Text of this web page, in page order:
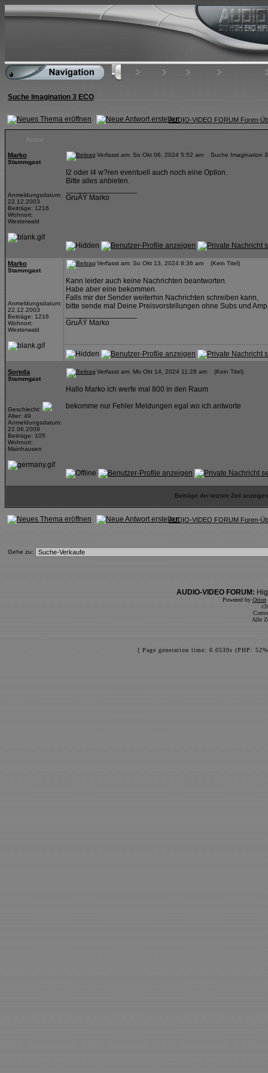
Suche Imagination 3 ECO
AUDIO-VIDEO FORUM Foren-
Marko
Stammgast
Anmeldungsdatum:
22.12.2003
Beiträge: 1216
Wohnort:
Westerwald
Verfasst am: So Okt 06, 2024 5:52 am Suche Imagination
I2 oder I4 w?ren eventuell auch noch eine Option.
Bitte alles anbieten.
GruÃŸ Marko
Marko
Stammgast
Anmeldungsdatum:
22.12.2003
Beiträge: 1216
Wohnort:
Westerwald
Verfasst am: So Okt 13, 2024 8:36 am (Kein Titel)
Kann leider auch keine Nachrichten beantworten.
Habe aber eine bekommen.
Falls mir der Sender weiterhin Nachrichten schreiben kann,
bitte sende mal Deine Preisvorstellungen ohne Subs und
GruÃŸ Marko
Soreda
Stammgast
Geschlecht:
Alter: 49
Anmeldungsdatum:
22.06.2009
Beiträge: 105
Wohnort:
Mainhausen
Verfasst am: Mo Okt 14, 2024 11:28 am (Kein Titel)
Hallo Marko ich werfe mal 800 in den Raum
bekomme nur Fehler Meldungen egal wo ich antworte
Beiträge der letzten Zeit
AUDIO-VIDEO FORUM Foren-
Gehe zu:
AUDIO-VIDEO FORUM:
Powered by Orion
Alle
[ Page generation time: 0.0539s (PHP: